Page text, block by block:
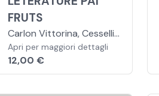
FRUTS
Carlon Vittorina, Cesselli
Adriana, Appi Elvia
Apri per maggiori dettagli
12,00 €